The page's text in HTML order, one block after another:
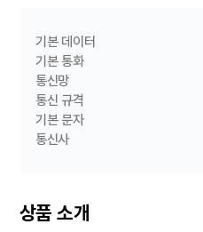
기본 데이터
기본 통화
통신망
통신 규격
기본 문자
통신사
상품 소개